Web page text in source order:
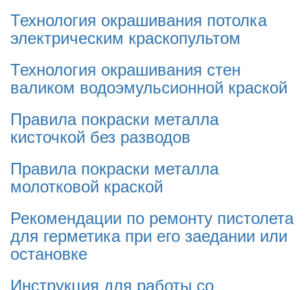
Технология окрашивания потолка
электрическим краскопультом
Технология окрашивания стен
валиком водоэмульсионной краской
Правила покраски металла
кисточкой без разводов
Правила покраски металла
молотковой краской
Рекомендации по ремонту пистолета
для герметика при его заедании или
остановке
Инструкция для работы со